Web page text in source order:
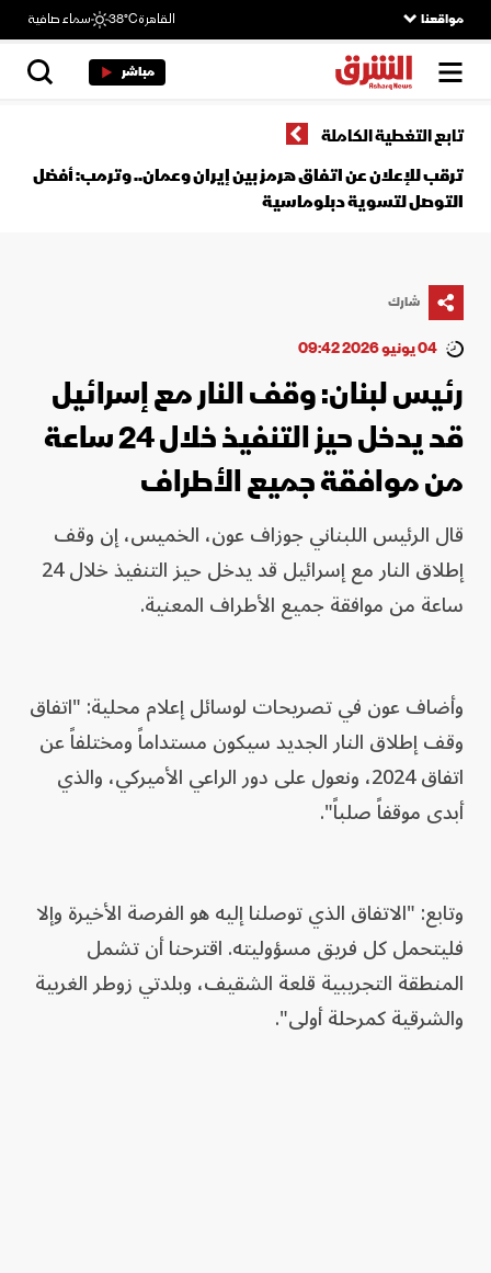
مواقعنا القاهرة38°C سماء صافية
مباشر
تابع التغطية الكاملة
ترقب للإعلان عن اتفاق هرمز بين إيران وعمان.. وترمب: أفضل
التوصل لتسوية دبلوماسية
شارك
04 يونيو 2026 09:42
رئيس لبنان: وقف النار مع إسرائيل
قد يدخل حيز التنفيذ خلال 24 ساعة
من موافقة جميع الأطراف
قال الرئيس اللبناني جوزاف عون، الخميس، إن وقف
ساعة ‌من ​موافقة ‌جميع ‌الأطراف ​المعنية.
وأضاف عون في تصريحات لوسائل إعلام محلية: "اتفاق
وقف إطلاق النار الجديد سيكون مستداماً ومختلفاً عن
اتفاق 2024، ونعول على دور الراعي الأميركي، والذي
أبدى موقفاً صلباً".
وتابع: "الاتفاق الذي توصلنا إليه هو الفرصة الأخيرة وإلا
فليتحمل كل فريق مسؤوليته. اقترحنا أن تشمل
المنطقة التجريبية قلعة الشقيف، وبلدتي زوطر الغربية
والشرقية كمرحلة أولى".